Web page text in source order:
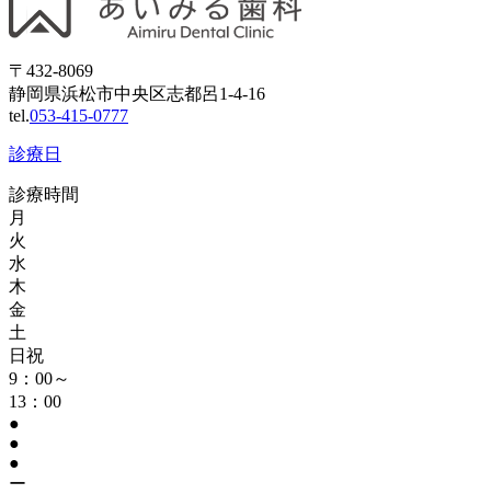
〒432-8069
静岡県浜松市中央区志都呂1-4-16
tel.053-415-0777
診療日
診療時間
月
火
水
木
金
土
日祝
9：00～
13：00
●
●
●
ー